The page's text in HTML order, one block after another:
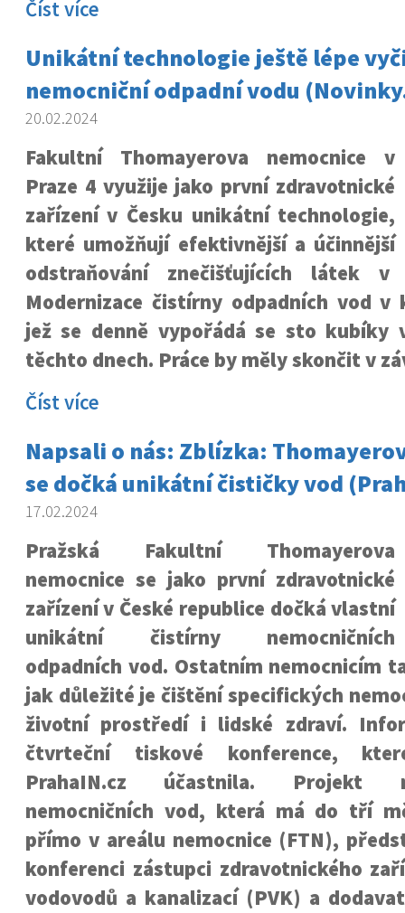
Číst více
Unikátní technologie ještě lépe
nemocniční odpadní vodu
20.02.2024
Fakultní Thomayerova nemocnice v
Praze 4 využije jako první zdravotnické
zařízení v Česku unikátní technologie,
které umožňují efektivnější a účinnější
odstraňování znečišťujících látek v
Modernizace čistírny odpadních vod v
jež se denně vypořádá se sto kubíky
těchto dnech. Práce by měly skončit v
Číst více
Napsali o nás: Zblízka:
se dočká unikátní čističky vod
17.02.2024
Pražská Fakultní Thomayerova
nemocnice se jako první zdravotnické
zařízení v České republice dočká vlastní
unikátní čistírny nemocničních
odpadních vod. Ostatním nemocnicím
jak důležité je čištění specifických
životní prostředí i lidské zdraví.
čtvrteční tiskové konference,
PrahaIN.cz účastnila. Projekt
nemocničních vod, která má do tří
přímo v areálu nemocnice (FTN),
konferenci zástupci zdravotnického
vodovodů a kanalizací (PVK) a